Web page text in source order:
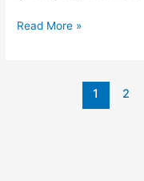
Read More »
1 2